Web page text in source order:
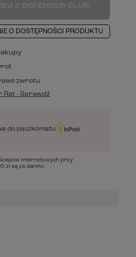
O DOSTĘPNOŚCI PRODUKTU
zwrotu
Rat - Sprawdź
do paczkomatu
internetowych przy
zł są za darmo.